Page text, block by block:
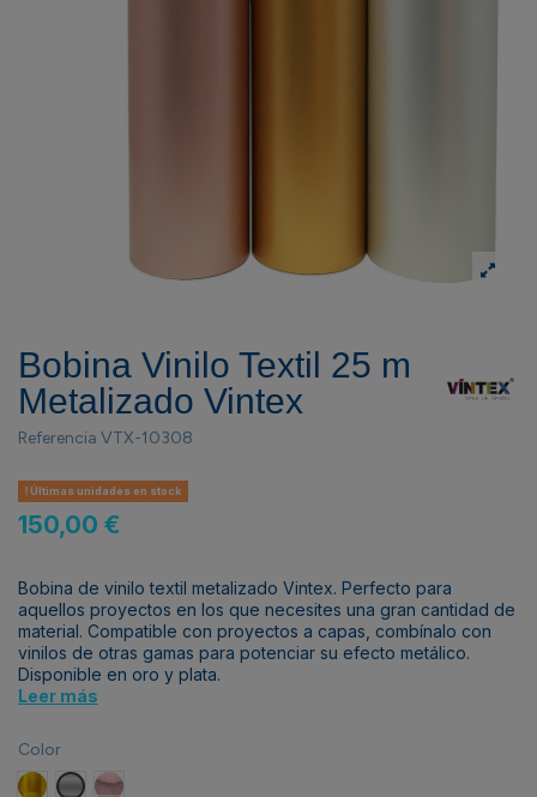
Bobina Vinilo Textil 25 m
Metalizado Vintex
Referencia VTX-10308
Últimas unidades en stock
150,00 €
Bobina de vinilo textil metalizado Vintex. Perfecto para
aquellos proyectos en los que necesites una gran cantidad de
material. Compatible con proyectos a capas, combínalo con
vinilos de otras gamas para potenciar su efecto metálico.
Disponible en oro y plata.
Leer más
Color
Oro Plata Oro Rosa